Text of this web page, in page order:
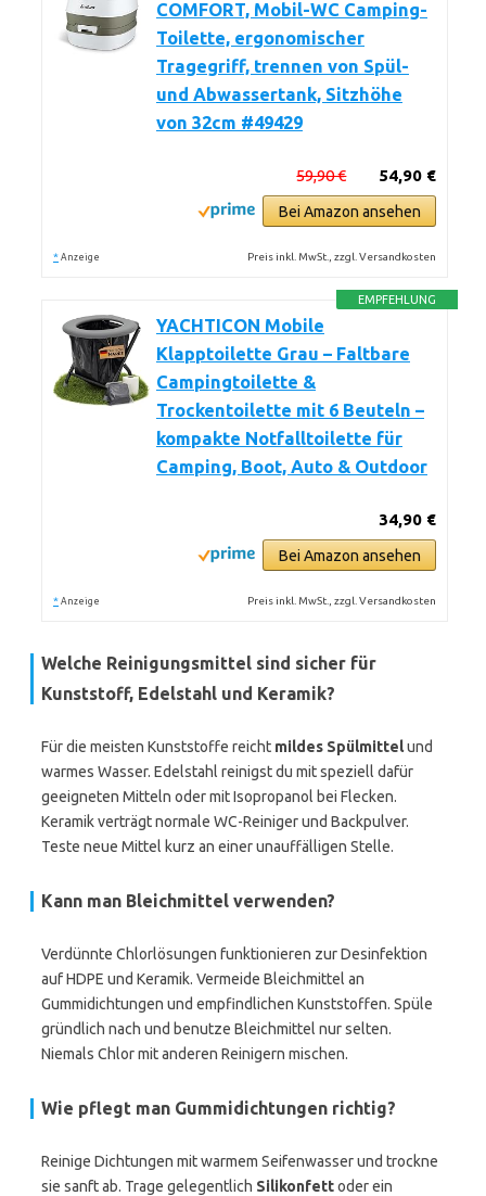
COMFORT, Mobil-WC Camping-
Toilette, ergonomischer
Tragegriff, trennen von Spül-
und Abwassertank, Sitzhöhe
von 32cm #49429
54,90 €
59,90 €
Bei Amazon ansehen
* Anzeige Preis inkl. MwSt., zzgl. Versandkosten
EMPFEHLUNG
YACHTICON Mobile
Klapptoilette Grau – Faltbare
Campingtoilette &
Trockentoilette mit 6 Beuteln –
kompakte Notfalltoilette für
Camping, Boot, Auto & Outdoor
34,90 €
Bei Amazon ansehen
* Anzeige Preis inkl. MwSt., zzgl. Versandkosten
Welche Reinigungsmittel sind sicher für
Kunststoff, Edelstahl und Keramik?
Für die meisten Kunststoffe reicht mildes Spülmittelund
warmes Wasser. Edelstahl reinigst du mit speziell dafür
geeigneten Mitteln oder mit Isopropanol bei Flecken.
Keramik verträgt normale WC-Reiniger und Backpulver.
Teste neue Mittel kurz an einer unauffälligen Stelle.
Kann man Bleichmittel verwenden?
Verdünnte Chlorlösungen funktionieren zur Desinfektion
auf HDPE und Keramik. Vermeide Bleichmittel an
Gummidichtungen und empfindlichen Kunststoffen. Spüle
gründlich nach und benutze Bleichmittel nur selten.
Niemals Chlor mit anderen Reinigern mischen.
Wie pflegt man Gummidichtungen richtig?
Reinige Dichtungen mit warmem Seifenwasser und trockne
sie sanft ab. Trage gelegentlich Silikonfettoder ein